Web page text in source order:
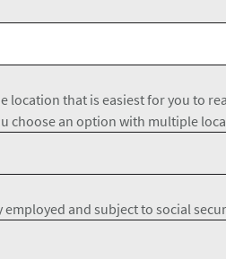
location that is easiest for you to
choose an option with multiple
employed and subject to social